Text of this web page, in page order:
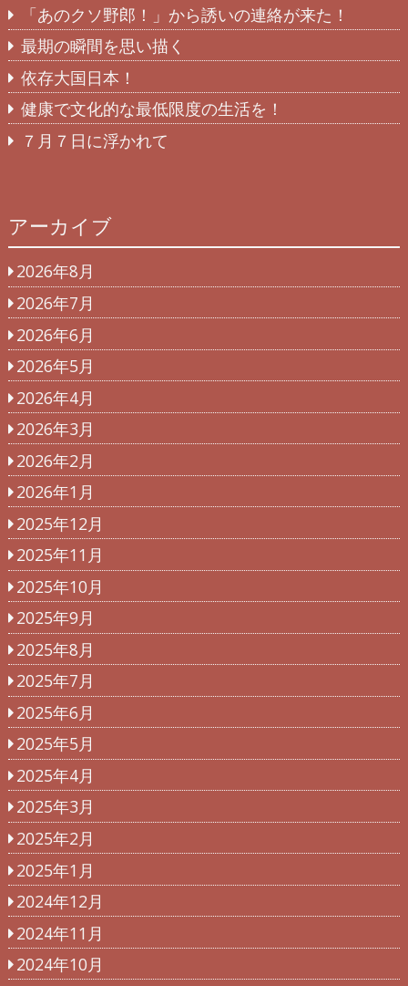
「あのクソ野郎！」から誘いの連絡が来た！
最期の瞬間を思い描く
依存大国日本！
健康で文化的な最低限度の生活を！
７月７日に浮かれて
アーカイブ
2026年8月
2026年7月
2026年6月
2026年5月
2026年4月
2026年3月
2026年2月
2026年1月
2025年12月
2025年11月
2025年10月
2025年9月
2025年8月
2025年7月
2025年6月
2025年5月
2025年4月
2025年3月
2025年2月
2025年1月
2024年12月
2024年11月
2024年10月